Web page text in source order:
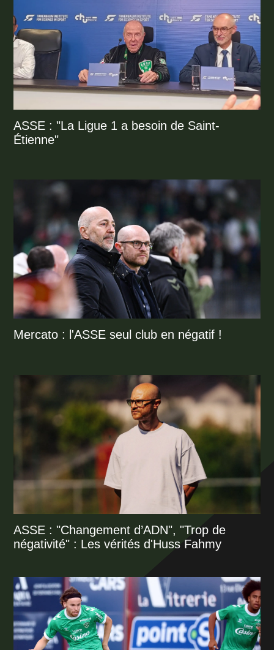
ASSE : "La Ligue 1 a besoin de Saint-
Étienne"
Mercato : l'ASSE seul club en négatif !
ASSE : "Changement d’ADN", "Trop de
négativité" : Les vérités d'Huss Fahmy